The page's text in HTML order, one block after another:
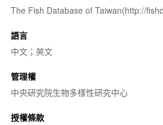
The Fish Database of Taiwan(http://
語言
中文；英文
管理權
中央研究院生物多樣性研究中心
授權條款